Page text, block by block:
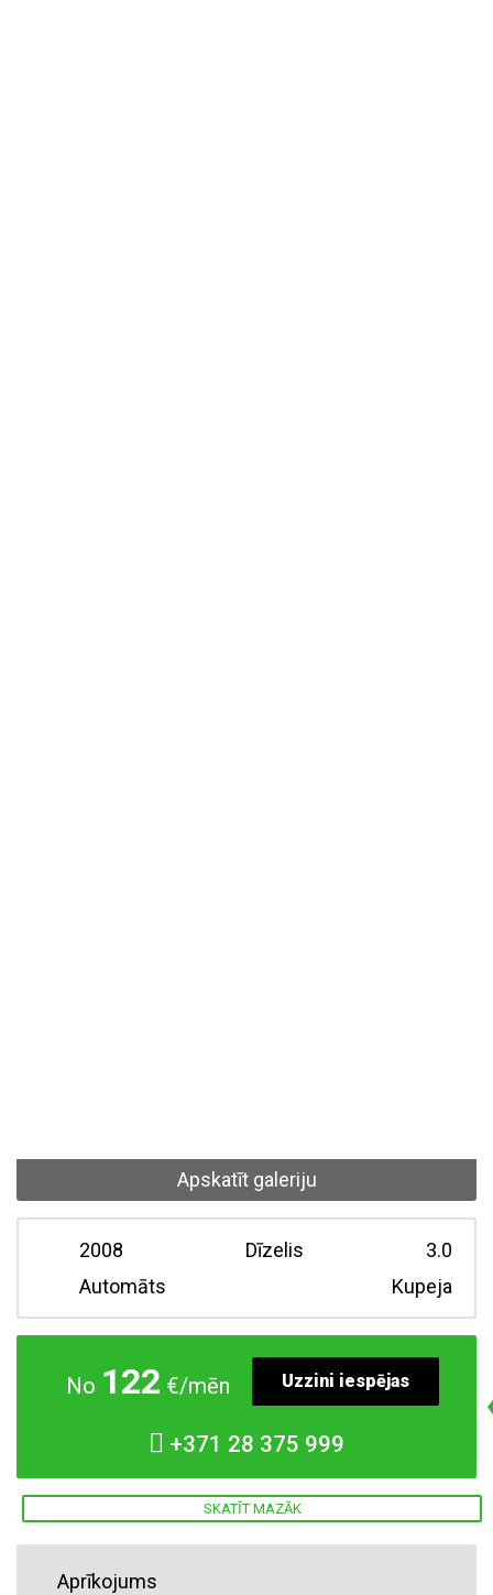
Apskatīt galeriju
2008 Dīzelis
3.0
Automāts
Kupeja
No 122 €/mēn Uzzini iespējas
+371 28 375 999
SKATĪT MAZĀK
Aprīkojums